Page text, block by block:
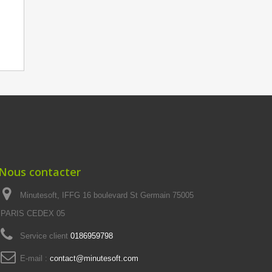
Nous contacter
Minutesoft, IFFG 16 boulevard St Germain 75005
PARIS CEDEX 05
Service client 0186959798
E-mail : contact@minutesoft.com